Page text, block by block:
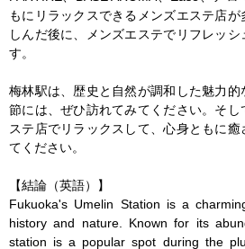
もにリラックスできるメンズエステ店
しんだ後に、メンズエステでリフレッ
す。
梅林駅は、歴史と自然が調和した魅力
節には、ぜひ訪れてみてください。そ
ステ店でリラックスして、心身ともに
てください。
【結論（英語）】
Fukuoka's Umelin Station is a
history and nature. Known for its
station is a popular spot during the